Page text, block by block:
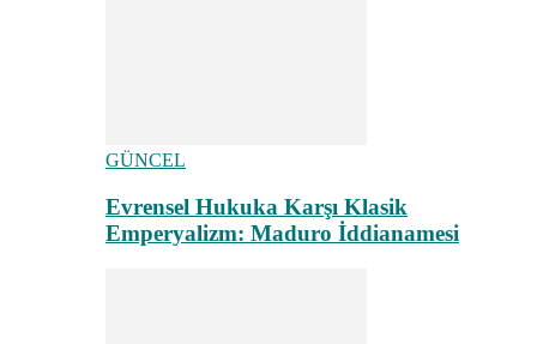
GÜNCEL
Evrensel Hukuka Karşı Klasik
Emperyalizm: Maduro İddianamesi